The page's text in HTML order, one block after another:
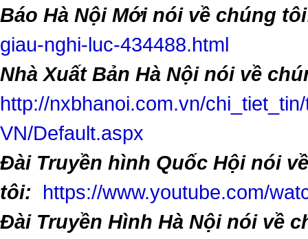
Báo Hà Nội Mới nói về chúng
giau-nghi-luc-434488.html
Nhà Xuất Bản Hà Nội nói về
http://nxbhanoi.com.vn/
VN/Default.aspx
Đài Truyền hình Quốc Hội nói
tôi:
https://www.youtube.com/
Đài Truyền Hình Hà Nội nói về